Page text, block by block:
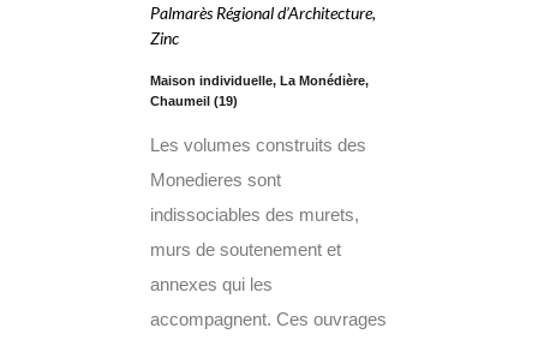
Palmarès Régional d’Architecture,
Zinc
Maison individuelle, La Monédière,
Chaumeil (19)
Les volumes construits des
Monedieres sont
indissociables des murets,
murs de soutenement et
annexes qui les
accompagnent. Ces ouvrages